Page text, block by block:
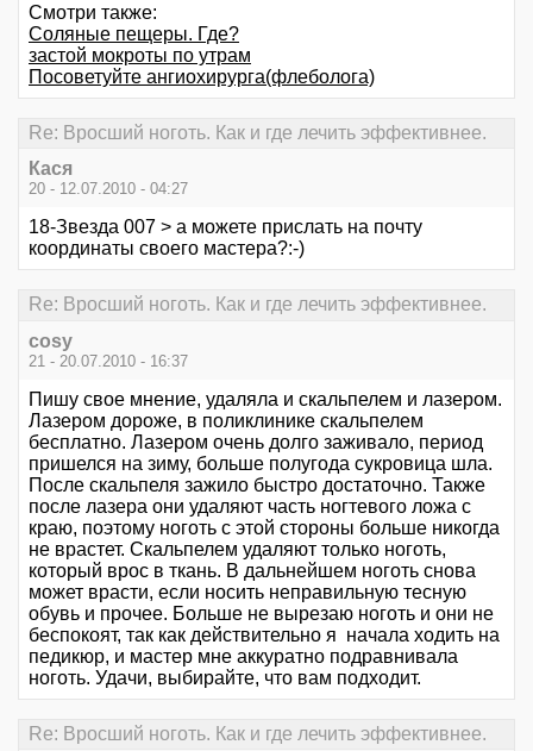
Смотри также:
Соляные пещеры. Где?
застой мокроты по утрам
Посоветуйте ангиохирурга(флеболога)
Re: Вросший ноготь. Как и где лечить эффективнее.
Кася
20 - 12.07.2010 - 04:27
18-Звезда 007 > а можете прислать на почту
координаты своего мастера?:-)
Re: Вросший ноготь. Как и где лечить эффективнее.
cosy
21 - 20.07.2010 - 16:37
Пишу свое мнение, удаляла и скальпелем и лазером.
Лазером дороже, в поликлинике скальпелем
бесплатно. Лазером очень долго заживало, период
пришелся на зиму, больше полугода сукровица шла.
После скальпеля зажило быстро достаточно. Также
после лазера они удаляют часть ногтевого ложа с
краю, поэтому ноготь с этой стороны больше никогда
не врастет. Скальпелем удаляют только ноготь,
который врос в ткань. В дальнейшем ноготь снова
может врасти, если носить неправильную тесную
обувь и прочее. Больше не вырезаю ноготь и они не
беспокоят, так как действительно я начала ходить на
педикюр, и мастер мне аккуратно подравнивала
ноготь. Удачи, выбирайте, что вам подходит.
Re: Вросший ноготь. Как и где лечить эффективнее.